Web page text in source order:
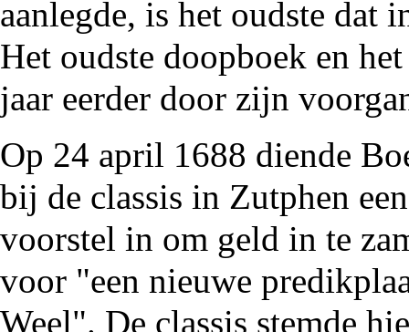
aanlegde, is het oudste dat
Het oudste doopboek en
jaar eerder door zijn
Op 24 april 1688 diende
bij de classis in Zutphen een
voorstel in om geld in te
voor "een nieuwe
Weel". De classis stemde